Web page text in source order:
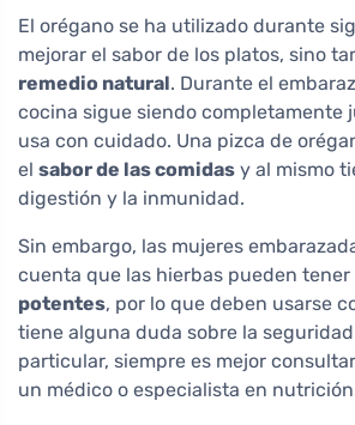
El orégano se ha utilizado durante
mejorar el sabor de los platos, sino
remedio natural. Durante el
cocina sigue siendo completamente
usa con cuidado. Una pizca de
el sabor de las comidas y al mismo
digestión y la inmunidad.
Sin embargo, las mujeres
cuenta que las hierbas pueden tener
potentes, por lo que deben usarse
tiene alguna duda sobre la
particular, siempre es mejor
un médico o especialista en